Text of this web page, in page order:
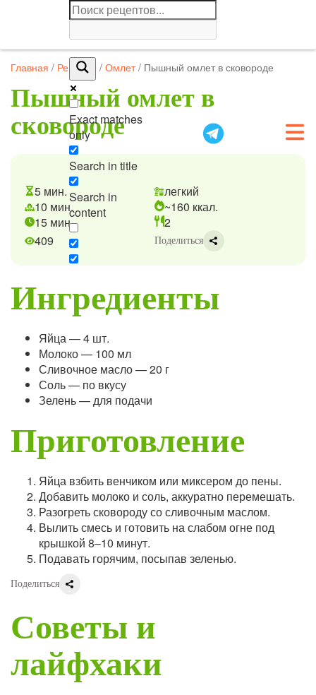
Exact matches
only
Search in title
Search in
content
Главная / Рецепты / Омлет / Пышный омлет в сковороде
Пышный омлет в
сковороде
5 мин.
легкий
10 мин.
~160 ккал.
15 мин.
2
409
Поделиться
Ингредиенты
Яйца — 4 шт.
Молоко — 100 мл
Сливочное масло — 20 г
Соль — по вкусу
Зелень — для подачи
Приготовление
Яйца взбить венчиком или миксером до пены.
Добавить молоко и соль, аккуратно перемешать.
Разогреть сковороду со сливочным маслом.
Вылить смесь и готовить на слабом огне под
крышкой 8–10 минут.
Подавать горячим, посыпав зеленью.
Поделиться
Советы и
лайфхаки